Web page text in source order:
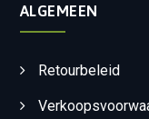
ALGEMEEN
Retourbeleid